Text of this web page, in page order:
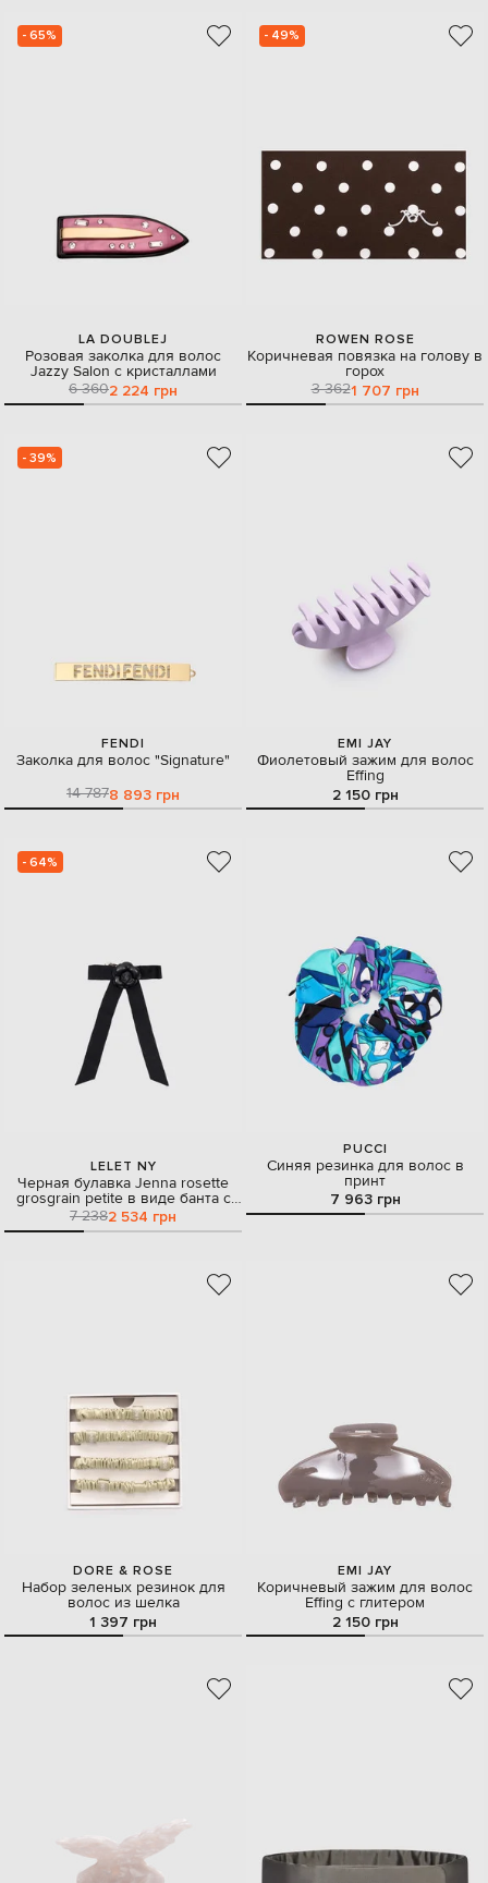
- 65%
LA DOUBLEJ
Розовая заколка для волос
Jazzy Salon с кристаллами
6 3602 224 грн
- 49%
ROWEN ROSE
Коричневая повязка на голову в
горох
3 3621 707 грн
- 39%
FENDI
Заколка для волос "Signature"
14 7878 893 грн
EMI JAY
Фиолетовый зажим для волос
Effing
2 150 грн
- 64%
LELET NY
Черная булавка Jenna rosette
grosgrain petite в виде банта с
цветком
7 2382 534 грн
PUCCI
Синяя резинка для волос в
принт
7 963 грн
DORE & ROSE
Набор зеленых резинок для
волос из шелка
1 397 грн
EMI JAY
Коричневый зажим для волос
Effing с глитером
2 150 грн